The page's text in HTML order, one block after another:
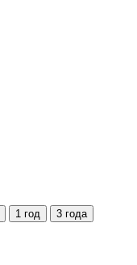
1 год
3 года